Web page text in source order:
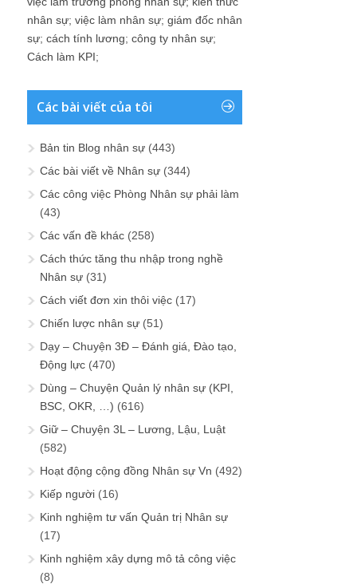
nhân sự; việc làm nhân sự; giám đốc nhân
sự; cách tính lương; công ty nhân sự;
Cách làm KPI;
Các bài viết của tôi
Bản tin Blog nhân sự (443)
Các bài viết về Nhân sự (344)
Các công việc Phòng Nhân sự phải làm
(43)
Các vấn đề khác (258)
Cách thức tăng thu nhập trong nghề
Nhân sự (31)
Cách viết đơn xin thôi việc (17)
Chiến lược nhân sự (51)
Dạy – Chuyện 3Đ – Đánh giá, Đào tạo,
Động lực (470)
Dùng – Chuyện Quản lý nhân sự (KPI,
BSC, OKR, …) (616)
Giữ – Chuyện 3L – Lương, Lậu, Luật
(582)
Hoạt động cộng đồng Nhân sự Vn (492)
Kiếp người (16)
Kinh nghiệm tư vấn Quản trị Nhân sự
(17)
Kinh nghiệm xây dựng mô tả công việc
(8)